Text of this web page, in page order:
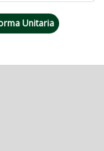
Unitaria